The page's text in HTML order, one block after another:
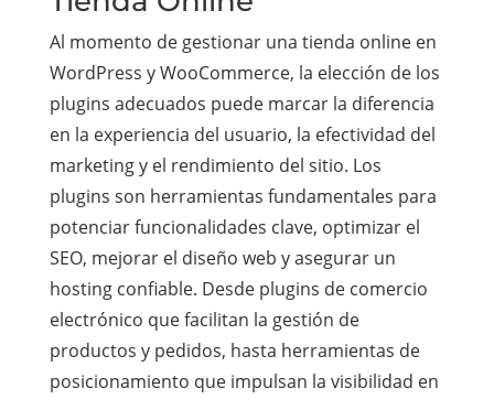
Al momento de gestionar una tienda online en
WordPress y WooCommerce, la elección de los
plugins adecuados puede marcar la diferencia
en la experiencia del usuario, la efectividad del
marketing y el rendimiento del sitio. Los
plugins son herramientas fundamentales para
potenciar funcionalidades clave, optimizar el
SEO, mejorar el diseño web y asegurar un
hosting confiable. Desde plugins de comercio
electrónico que facilitan la gestión de
productos y pedidos, hasta herramientas de
posicionamiento que impulsan la visibilidad en